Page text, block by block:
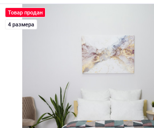
Товар продан
4 размера